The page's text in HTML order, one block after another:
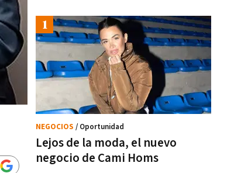
Lejos de la moda, el nuevo
negocio de Cami Homs
NEGOCIOS / Oportunidad